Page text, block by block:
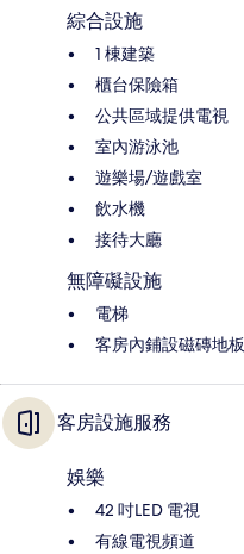
綜合設施
1 棟建築
櫃台保險箱
公共區域提供電視
室內游泳池
遊樂場/遊戲室
飲水機
接待大廳
無障礙設施
電梯
客房內鋪設磁磚地板
客房設施服務
娛樂
42 吋LED 電視
有線電視頻道